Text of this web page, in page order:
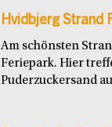
Hvidbjerg Strand
Am schönsten
Feriepark. Hier
Puderzuckersand